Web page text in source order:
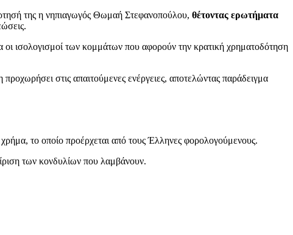
της η νηπιαγωγός Θωμαή Στεφανοπούλου, θέτοντας ερωτήματα
ισολογισμοί των κομμάτων που αφορούν την κρατική χρηματοδότηση
προχωρήσει στις απαιτούμενες ενέργειες, αποτελώντας παράδειγμα
το οποίο προέρχεται από τους Έλληνες φορολογούμενους.
των κονδυλίων που λαμβάνουν.